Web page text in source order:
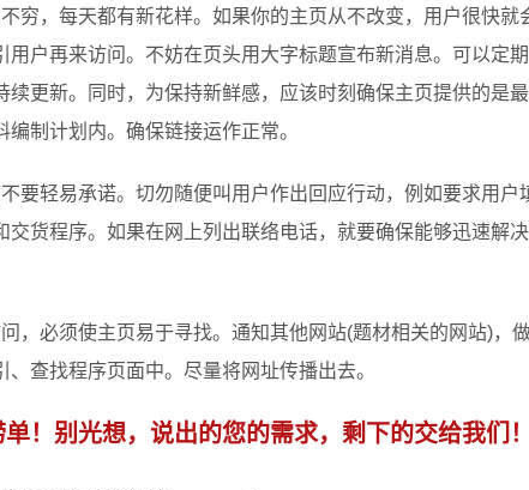
，每天都有新花样。如果你的主页从不改变，用户很快就
户再来访问。不妨在页头用大字标题宣布新消息。可以定
续更新。同时，为保持新鲜感，应该时刻确保主页提供的是
制计划内。确保链接运作正常。
轻易承诺。切勿随便叫用户作出回应行动，例如要求用户
货程序。如果在网上列出联络电话，就要确保能够迅速解
必须使主页易于寻找。通知其他网站(题材相关的网站)，
查找程序页面中。尽量将网址传播出去。
！别光想，说出的您的需求，剩下的交给我们！